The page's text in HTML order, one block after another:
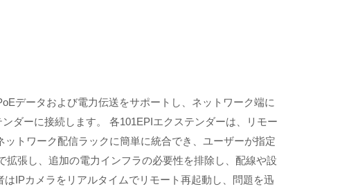
データおよび電力伝送をサポートし、ネットワーク端に
ダーに接続します。 各101EPIエクステンダーは、リモー
トワーク配信ラックに簡単に統合でき、ユーザーが指定
張し、追加の電力インフラの必要性を排除し、配線や設
IPカメラをリアルタイムでリモート再起動し、問題を迅